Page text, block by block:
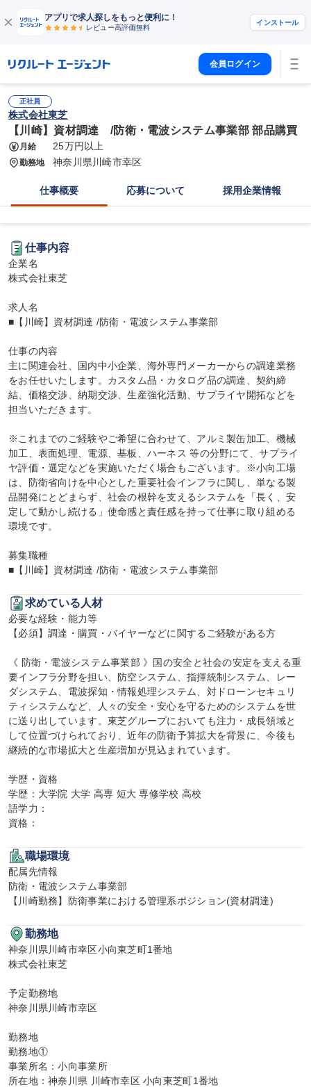
アプリで求人探しをもっと便利に！
レビュー高評価無料
インストール
会員ログイン
正社員
株式会社東芝
【川崎】資材調達 /防衛・電波システム事業部 部品購買
月給 25万円以上
勤務地 神奈川県川崎市幸区
仕事概要 応募について 採用企業情報
仕事内容
企業名
株式会社東芝
求人名
■【川崎】資材調達 /防衛・電波システム事業部
仕事の内容
主に関連会社、国内中小企業、海外専門メーカーからの調達業務
をお任せいたします。カスタム品・カタログ品の調達、契約締
結、価格交渉、納期交渉、生産強化活動、サプライヤ開拓などを
担当いただきます。
※これまでのご経験やご希望に合わせて、アルミ製缶加工、機械
加工、表面処理、電源、基板、ハーネス 等の分野にて、サプライ
ヤ評価・選定などを実施いただく場合もございます。※小向工場
は、防衛省向けを中心とした重要社会インフラに関し、単なる製
品開発にとどまらず、社会の根幹を支えるシステムを「長く、安
定して動かし続ける」使命感と責任感を持って仕事に取り組める
環境です。
募集職種
■【川崎】資材調達 /防衛・電波システム事業部
求めている人材
必要な経験・能力等
【必須】調達・購買・バイヤーなどに関するご経験がある方
《 防衛・電波システム事業部 》国の安全と社会の安定を支える重
要インフラ分野を担い、防空システム、指揮統制システム、レー
ダシステム、電波探知・情報処理システム、対ドローンセキュリ
ティシステムなど、人々の安全・安心を守るためのシステムを世
に送り出しています。東芝グループにおいても注力・成長領域と
して位置づけられており、近年の防衛予算拡大を背景に、今後も
継続的な市場拡大と生産増加が見込まれています。
学歴・資格
学歴：大学院 大学 高専 短大 専修学校 高校
語学力：
資格：
職場環境
配属先情報
防衛・電波システム事業部
【川崎勤務】防衛事業における管理系ポジション(資材調達)
勤務地
神奈川県川崎市幸区小向東芝町1番地
株式会社東芝
予定勤務地
神奈川県川崎市幸区
勤務地
勤務地①
事業所名：小向事業所
所在地：神奈川県 川崎市幸区 小向東芝町1番地